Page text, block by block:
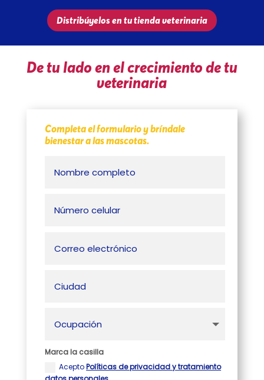
Distribúyelos en tu tienda veterinaria
De tu lado en el crecimiento de tu
veterinaria
Completa el formulario y bríndale
bienestar a las mascotas.
Marca la casilla
AceptoPolíticas de privacidad y tratamiento